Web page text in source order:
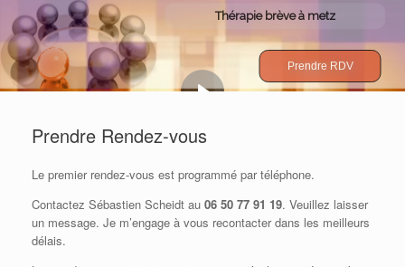
Prendre RDV
Thérapie brève à metz
Prendre Rendez-vous
Le premier rendez-vous est programmé par téléphone.
Contactez Sébastien Scheidt au 06 50 77 91 19. Veuillez laisser
un message. Je m’engage à vous recontacter dans les meilleurs
délais.